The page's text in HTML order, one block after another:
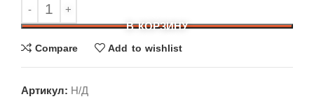
В КОРЗИНУ
Compare Add to wishlist
Артикул: Н/Д